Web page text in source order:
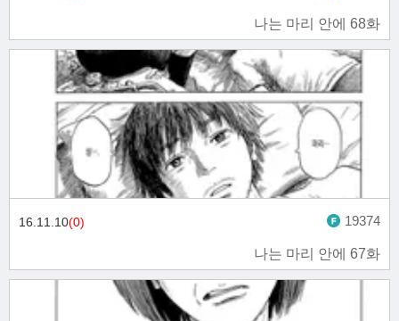
나는 마리 안에 68화
나는 마리 안에 67화
16.11.10(0) 19374